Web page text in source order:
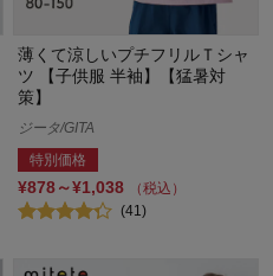
薄くて涼しいプチフリルＴシャ
ツ 【子供服 半袖】【猛暑対
策】
ジータ/GITA
特別価格
¥878～¥1,038
（税込）
(41)